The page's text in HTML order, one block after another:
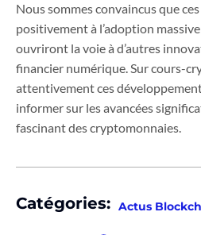
Nous sommes convaincus que
positivement à l’adoption
ouvriront la voie à d’autres
financier numérique. Sur cours-
attentivement ces
informer sur les avancées
fascinant des cryptomonnaies.
Catégories: Actus